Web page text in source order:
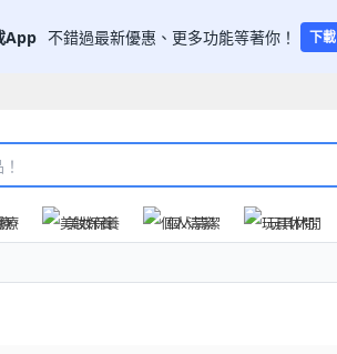
App 不錯過最新優惠、更多功能等著你！ 下載
療 美妝保養 個人清潔 玩具休閒